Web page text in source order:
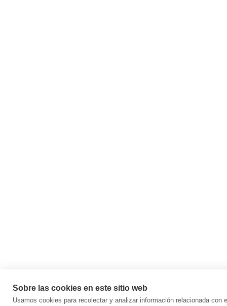
Sobre las cookies en este sitio web
Usamos cookies para recolectar y analizar información relacionada con